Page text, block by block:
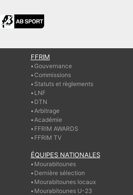
FFRIM
Gouvernance
Commissions
Statuts et règlements
LNF
DTN
Arbitrage
Académie
FFRIM AWARDS
FFRIM TV
ÉQUIPES NATIONALES
Mourabitounes
Dernière sélection
Mourabitounes locaux
Mourabitounes U-23